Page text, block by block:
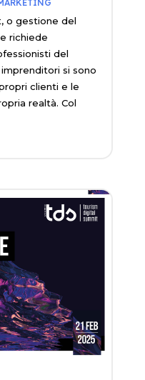
o gestione del
richiede
del
si sono
clienti e le
realtà. Col